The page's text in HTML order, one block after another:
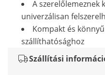
A szerelőlemeznek
univerzálisan
Kompakt és
szállíthatósághoz
Szállítási